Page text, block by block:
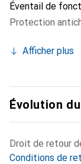
Éventail de
Protection
Afficher plus
Évolution
Droit de retour
Conditions de